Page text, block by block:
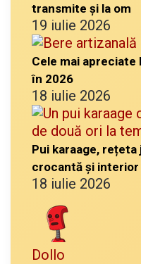
transmite și la om
19 iulie 2026
Cele mai
în 2026
18 iulie 2026
Pui karaage,
crocantă și
18 iulie 2026
Dollo